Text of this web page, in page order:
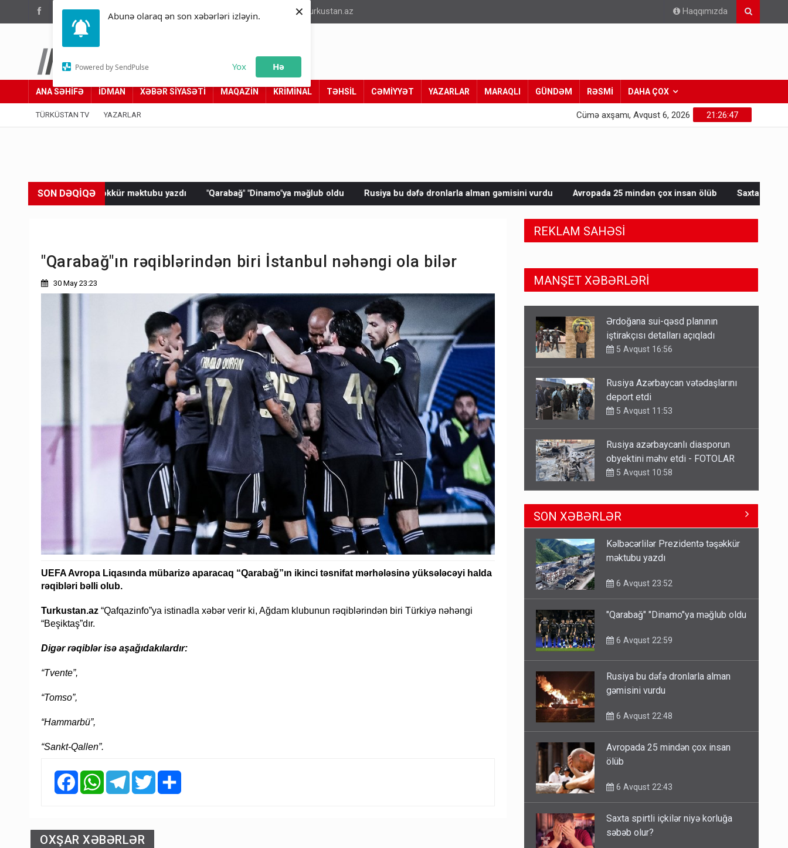
Abunə olaraq ən son xəbərləri izləyin.
Powered by SendPulse Yox Hə
×
(012) 449 94 05 info@turkustan.az Haqqımızda
Türküstan.az
Adımız yolumuzdur
ANA SƏHİFƏ İDMAN XƏBƏR SİYASƏTİ MAQAZİN KRİMİNAL TƏHSİL CƏMİYYƏT YAZARLAR MARAQLI GÜNDƏM RƏSMİ DAHA ÇOX
TÜRKÜSTAN TV YAZARLAR 21:26:48
Cümə axşamı, Avqust 6, 2026
SON DƏQİQƏ
məktubu yazdı "Qarabağ" "Dinamo"ya məğlub oldu Rusiya bu dəfə dronlarla alman gəmisini vurdu Avropada 25 mindən çox insan ölüb Saxta spirtli içkilər niyə korluğa
"Qarabağ"ın rəqiblərindən biri İstanbul nəhəngi ola bilər
30 May 23:23
UEFA Avropa Liqasında mübarizə aparacaq “Qarabağ”ın ikinci təsnifat mərhələsinə yüksələcəyi halda
rəqibləri bəlli olub.
Turkustan.az “Qafqazinfo”ya istinadla xəbər verir ki, Ağdam klubunun rəqiblərindən biri Türkiyə nəhəngi
“Beşiktaş”dır.
Digər rəqiblər isə aşağıdakılardır:
“Tvente”,
“Tomso”,
“Hammarbü”,
“Sankt-Qallen”.
FacebookWhatsAppTelegramTwitter
OXŞAR XƏBƏRLƏR
REKLAM SAHƏSİ
MANŞET XƏBƏRLƏRİ
Rusiya Azərbaycan vətədaşlarını
deport etdi
5 Avqust 11:53
Rusiya azərbaycanlı diasporun
obyektini məhv etdi - FOTOLAR
5 Avqust 10:58
Bu tarixdən HAVALAR DƏYİŞİR -
İSTİLƏR BİTİR
4 Avqust 22:04
ŞOK! David Seliverstov ölkədən
qaçdı
gedə biləcəksiniz - SİYAHI
iştirakçısı detalları açıqladı
SON XƏBƏRLƏR
Kəlbəcərlilər Prezidentə təşəkkür
məktubu yazdı
6 Avqust 23:52
"Qarabağ" "Dinamo"ya məğlub oldu
6 Avqust 22:59
Rusiya bu dəfə dronlarla alman
gəmisini vurdu
6 Avqust 22:48
Avropada 25 mindən çox insan
ölüb
6 Avqust 22:43
Saxta spirtli içkilər niyə korluğa
səbəb olur?